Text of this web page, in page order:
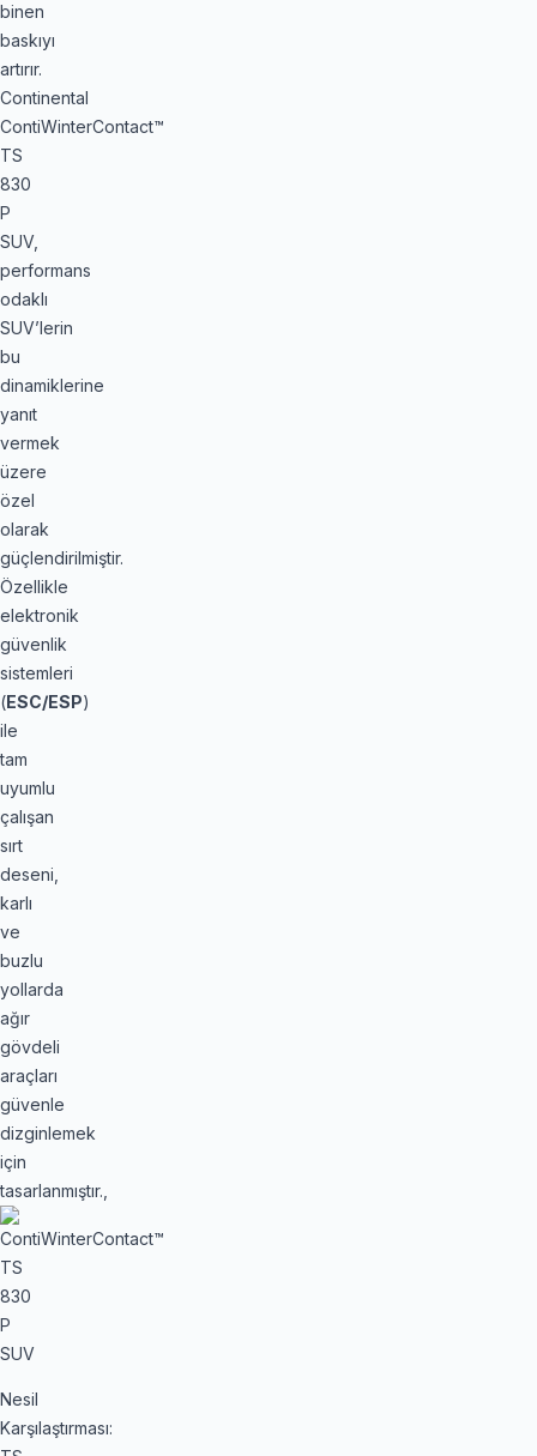
binen
baskıyı
artırır.
Continental
ContiWinterContact™
TS
830
P
SUV,
performans
odaklı
SUV’lerin
bu
dinamiklerine
yanıt
vermek
üzere
özel
olarak
güçlendirilmiştir.
Özellikle
elektronik
güvenlik
sistemleri
(ESC/ESP)
ile
tam
uyumlu
çalışan
sırt
deseni,
karlı
ve
buzlu
yollarda
ağır
gövdeli
araçları
güvenle
dizginlemek
için
tasarlanmıştır.,
Nesil
Karşılaştırması: